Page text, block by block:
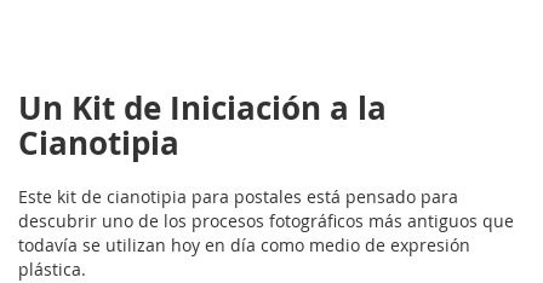
Un Kit de Iniciación a la
Cianotipia
Este kit de cianotipia para postales está pensado para
descubrir uno de los procesos fotográficos más antiguos que
todavía se utilizan hoy en día como medio de expresión
plástica.